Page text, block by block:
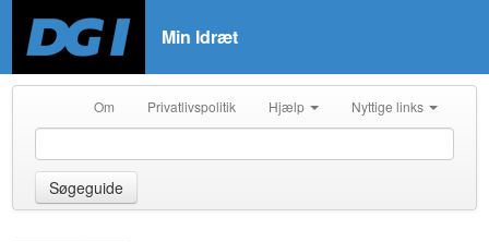
Min Idræt
Om Privatlivspolitik Hjælp Nyttige links
Søgeguide